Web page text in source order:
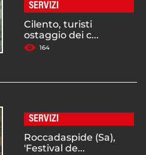
SERVIZI
Cilento, turisti
ostaggio dei c...
164
SERVIZI
Roccadaspide (Sa),
'Festival de...